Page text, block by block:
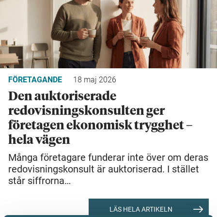
FÖRETAGANDE 18 maj 2026
Den auktoriserade
redovisningskonsulten ger
företagen ekonomisk trygghet –
hela vägen
Många företagare funderar inte över om deras
redovisningskonsult är auktoriserad. I stället
står siffrorna…
LÄS HELA ARTIKELN